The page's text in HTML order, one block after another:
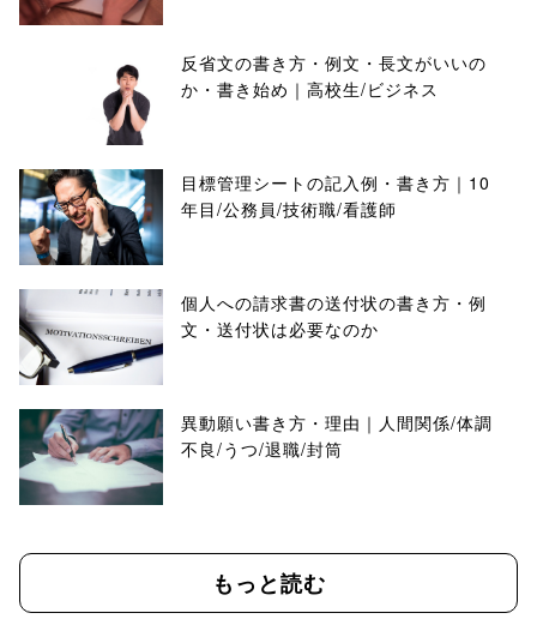
反省文の書き方・例文・長文がいいの
か・書き始め｜高校生/ビジネス
目標管理シートの記入例・書き方｜10
年目/公務員/技術職/看護師
個人への請求書の送付状の書き方・例
文・送付状は必要なのか
異動願い書き方・理由｜人間関係/体調
不良/うつ/退職/封筒
もっと読む